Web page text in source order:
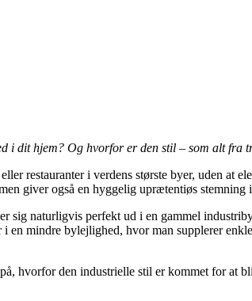
i dit hjem? Og hvorfor er den stil – som alt
restauranter i verdens største byer, uden
giver også en hyggelig uprætentiøs stemning
sig naturligvis perfekt ud i en gammel
mindre bylejlighed, hvor man supplerer
hvorfor den industrielle stil er kommet for at